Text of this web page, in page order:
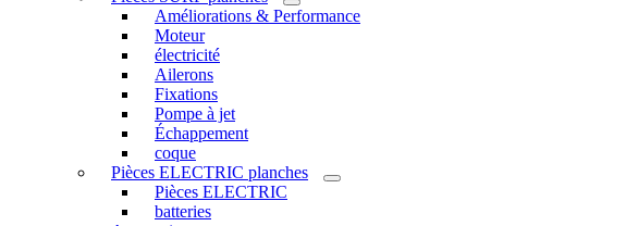
Améliorations & Performance
Moteur
électricité
Ailerons
Fixations
Pompe à jet
Échappement
coque
Pièces ELECTRIC planches
Pièces ELECTRIC
batteries